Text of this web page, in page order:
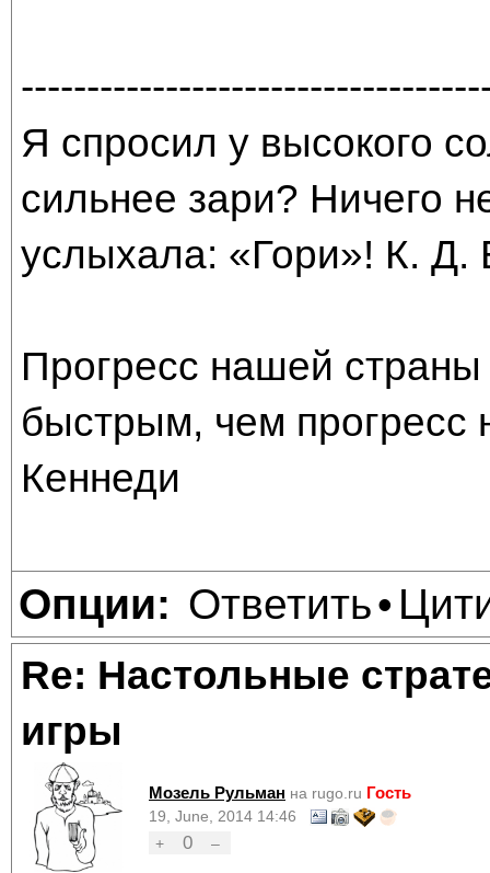
Я спросил у высокого
сильнее зари? Ничего
услыхала: «Гори»! К. Д.
Прогресс нашей
быстрым, чем прогресс
Кеннеди
Опции: Ответить•
Re: Настольные
игры
Мозель Рульман на rugo.ru Гость
19, June, 2014 14:46
+
0 –